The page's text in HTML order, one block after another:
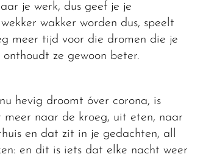
je werk, dus geef je je
wakker worden dus, speelt
meer tijd voor die dromen die je
ze gewoon beter.
hevig droomt óver corona, is
naar de kroeg, uit eten, naar
en dat zit in je gedachten, all
en dit is iets dat elke nacht weer